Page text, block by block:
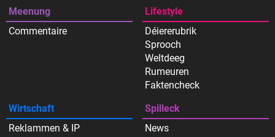
Meenung
Commentaire
Lifestyle
Déiererubrik
Sprooch
Weltdeeg
Rumeuren
Faktencheck
Wirtschaft
Reklammen & IP
Spilleck
News